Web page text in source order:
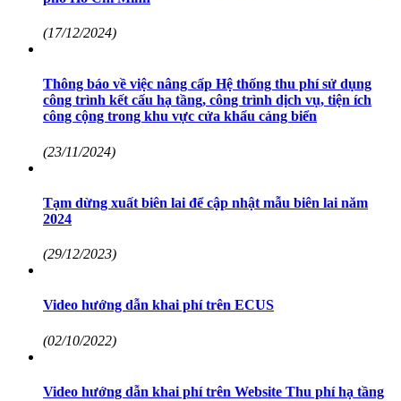
(17/12/2024)
Thông báo về việc nâng cấp Hệ thống thu phí sử dụng
công trình kết cấu hạ tầng, công trình dịch vụ, tiện ích
công cộng trong khu vực cửa khẩu cảng biển
(23/11/2024)
Tạm dừng xuất biên lai để cập nhật mẫu biên lai năm
2024
(29/12/2023)
Video hướng dẫn khai phí trên ECUS
(02/10/2022)
Video hướng dẫn khai phí trên Website Thu phí hạ tầng